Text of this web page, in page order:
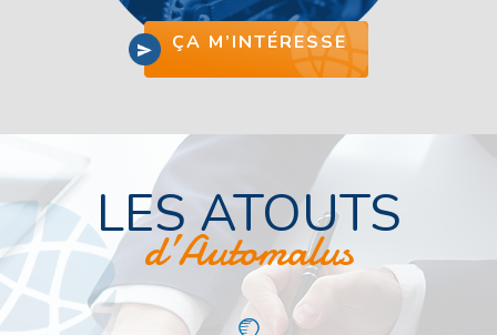
ÇA M’INTÉRESSE
LES ATOUTS
d’Automalus